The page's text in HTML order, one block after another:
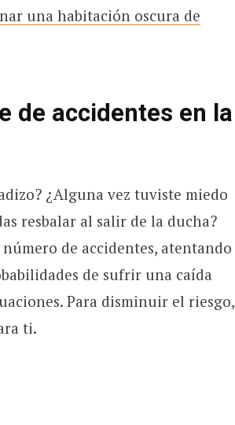
una habitación oscura de
de accidentes en la
¿Alguna vez tuviste miedo
resbalar al salir de la ducha?
de accidentes, atentando
de sufrir una caída
Para disminuir el riesgo,
ti.